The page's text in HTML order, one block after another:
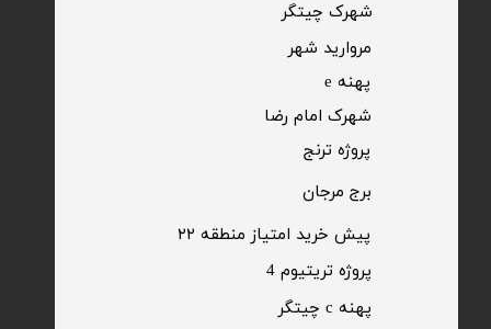
​پروژه ترنج
​شهرک چیتگر
مروارید شهر​​​​​​​
شهرک امام رضا
پهنه e
برج مرجان
پیش خرید امتیاز منطقه ۲۲​​​​​​​
پهنه c چیتگر
پروژه تریتیوم 4